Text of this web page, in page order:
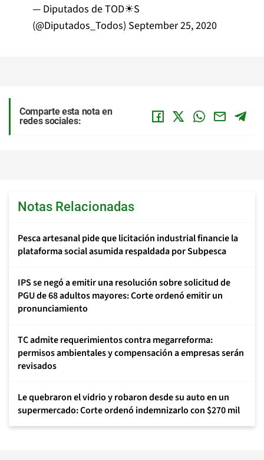
— Diputados de TOD☀S
(@Diputados_Todos) September 25, 2020
Comparte esta nota en
redes sociales:
Notas Relacionadas
Pesca artesanal pide que licitación industrial financie la
plataforma social asumida respaldada por Subpesca
IPS se negó a emitir una resolución sobre solicitud de
PGU de 68 adultos mayores: Corte ordenó emitir un
pronunciamiento
TC admite requerimientos contra megarreforma:
permisos ambientales y compensación a empresas serán
revisados
Le quebraron el vidrio y robaron desde su auto en un
supermercado: Corte ordenó indemnizarlo con $270 mil